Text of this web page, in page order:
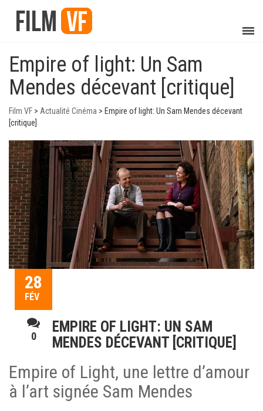
Empire of light: Un Sam
Mendes décevant [critique]
Film VF > Actualité Cinéma > Empire of light: Un Sam Mendes décevant
[critique]
28
FÉV
0
EMPIRE OF LIGHT: UN SAM
MENDES DÉCEVANT [CRITIQUE]
Empire of Light, une lettre d’amour
à l’art signée Sam Mendes